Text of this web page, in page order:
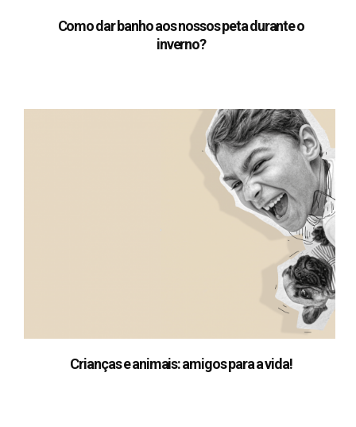
Como dar banho aos nossos peta durante o
inverno?
Crianças e animais: amigos para a vida!